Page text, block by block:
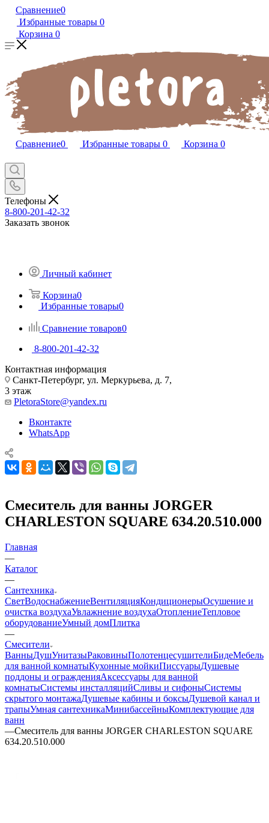
Сравнение0
Избранные товары 0
Корзина 0
Сравнение0 Избранные товары 0 Корзина 0
Телефоны
8-800-201-42-32
Заказать звонок
Личный кабинет
Корзина0
Избранные товары0
Сравнение товаров0
8-800-201-42-32
Контактная информация
Санкт-Петербург, ул. Меркурьева, д. 7,
3 этаж
PletoraStore@yandex.ru
Вконтакте
WhatsApp
Смеситель для ванны JORGER
CHARLESTON SQUARE 634.20.510.000
Главная
—
Каталог
—
Сантехника
СветВодоснабжениеВентиляцияКондиционерыОсушение и
очистка воздухаУвлажнение воздухаОтоплениеТепловое
оборудованиеУмный домПлитка
—
Смесители
ВанныДушУнитазыРаковиныПолотенцесушителиБидеМебель
для ванной комнатыКухонные мойкиПиссуарыДушевые
поддоны и огражденияАксессуары для ванной
комнатыСистемы инсталляцийСливы и сифоныСистемы
скрытого монтажаДушевые кабины и боксыДушевой канал и
трапыУмная сантехникаМинибассейныКомплектующие для
ванн
—Смеситель для ванны JORGER CHARLESTON SQUARE
634.20.510.000